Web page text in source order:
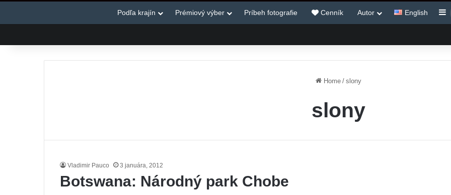
Podľa krajín Prémiový výber Príbeh fotografie Cenník Autor English
Home / slony
slony
Vladimir Pauco 3 januára, 2012
Botswana: Národný park Chobe